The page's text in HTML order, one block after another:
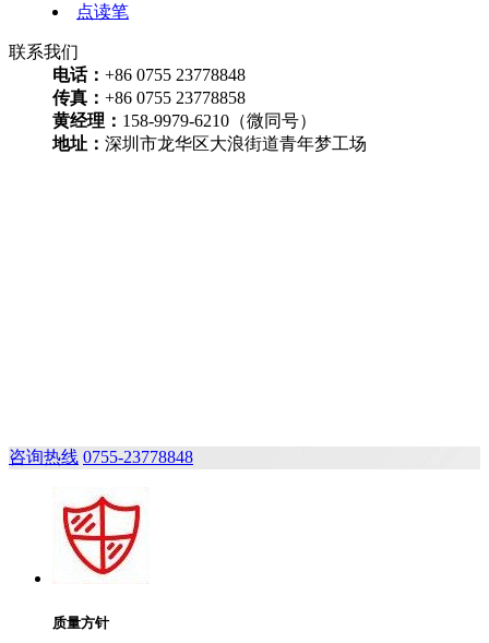
点读笔
联系我们
电话： +86 0755 23778848
传真： +86 0755 23778858
黄经理： 158-9979-6210（微同号）
地址： 深圳市龙华区大浪街道青年梦工场
咨询热线 0755-23778848
质量方针